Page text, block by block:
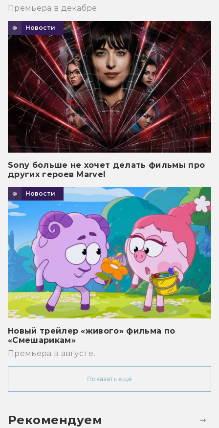
Премьера в декабре.
Новости
Sony больше не хочет делать фильмы про
других героев Marvel
Новости
Новый трейлер «живого» фильма по
«Смешарикам»
Премьера в августе.
Показать ещё
Рекомендуем